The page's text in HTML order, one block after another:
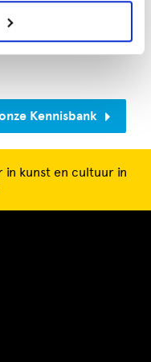
en tools geven om
op hun eigen
zo voor
Kennisbank
kunst en cultuur in